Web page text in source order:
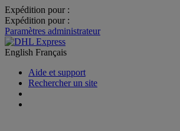
Expédition pour :
Expédition pour :
Paramètres administrateur
English Français
Aide et support
Rechercher un site